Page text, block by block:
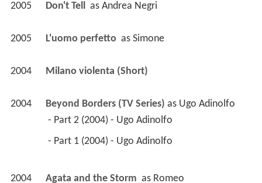
2005 Don't Tell as Andrea Negri
2005 L'uomo perfetto as Simone
2004 Milano violenta (Short)
2004 Beyond Borders (TV Series) as Ugo Adinolfo
- Part 2 (2004) - Ugo Adinolfo
- Part 1 (2004) - Ugo Adinolfo
2004 Agata and the Storm as Romeo